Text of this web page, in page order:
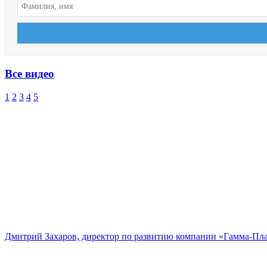
Все видео
1 2 3 4 5
Дмитрий Захаров, директор по развитию компании «Гамма-